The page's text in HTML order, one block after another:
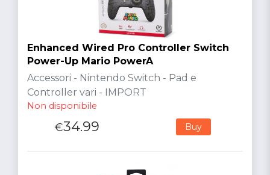
Enhanced Wired Pro Controller Switch
Power-Up Mario PowerA
Accessori - Nintendo Switch - Pad e
Controller vari - IMPORT
Non disponibile
€34.99 Buy